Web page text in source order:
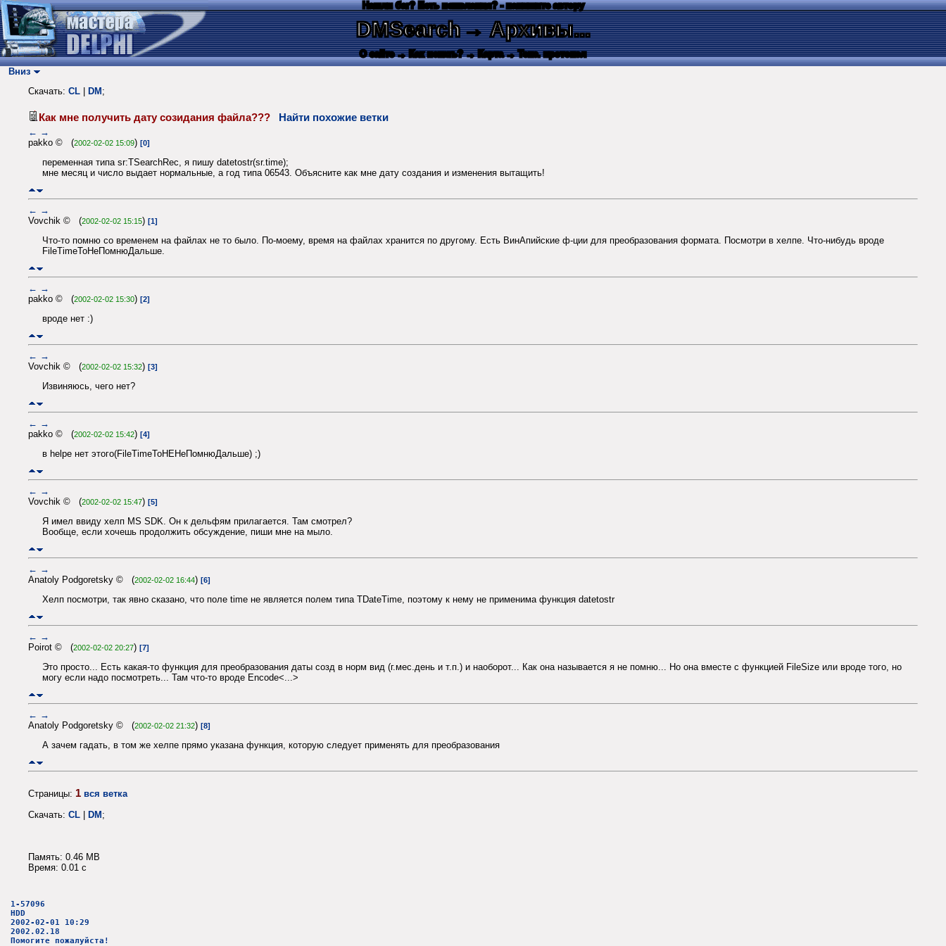
Нашли баг? Есть пожелания? - напишите автору
DMSearch→ Архивы...
О сайте → Как искать? → Карта → Текс. протокол
Вниз
Скачать: CL DM ;
Как мне получить дату созидания файла??? Найти похожие ветки
← →
pakko © (2002-02-02 15:09) [0]
переменная типа sr:TSearchRec, я пишу datetostr(sr.time);
мне месяц и число выдает нормальные, а год типа 06543. Объясните как мне дату создания и изменения вытащить!
← →
Vovchik © (2002-02-02 15:15) [1]
Что-то помню со временем на файлах не то было. По-моему, время на файлах хранится по другому. Есть ВинАпийские ф-ции для преобразования формата. Посмотри в хелпе. Что-нибудь вроде
FileTimeToНеПомнюДальше.
← →
pakko © (2002-02-02 15:30) [2]
вроде нет :)
← →
Vovchik © (2002-02-02 15:32) [3]
Извиняюсь, чего нет?
← →
pakko © (2002-02-02 15:42) [4]
в helpе нет этого(FileTimeToHEНеПомнюДальше) ;)
← →
Vovchik © (2002-02-02 15:47) [5]
Я имел ввиду хелп MS SDK. Он к дельфям прилагается. Там смотрел?
Вообще, если хочешь продолжить обсуждение, пиши мне на мыло.
← →
Anatoly Podgoretsky © (2002-02-02 16:44) [6]
Хелп посмотри, так явно сказано, что поле time не является полем типа TDateTime, поэтому к нему не применима функция datetostr
← →
Poirot © (2002-02-02 20:27) [7]
Это просто... Есть какая-то функция для преобразования даты созд в норм вид (г.мес.день и т.п.) и наоборот... Как она называется я не помню... Но она вместе с функцией FileSize или вроде того, но
могу если надо посмотреть... Там что-то вроде Encode<...>
← →
Anatoly Podgoretsky © (2002-02-02 21:32) [8]
А зачем гадать, в том же хелпе прямо указана функция, которую следует применять для преобразования
Страницы: 1 вся ветка
Скачать: CL | DM;
Память: 0.46 MB
Время: 0.01 c
1-57096
HDD
2002-02-01 10:29
2002.02.18
Помогите пожалуйста!